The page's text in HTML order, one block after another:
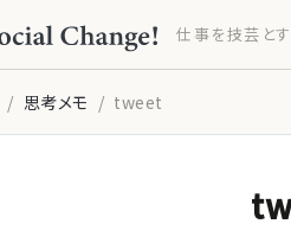
仕事を技芸と
思考メモ tweet